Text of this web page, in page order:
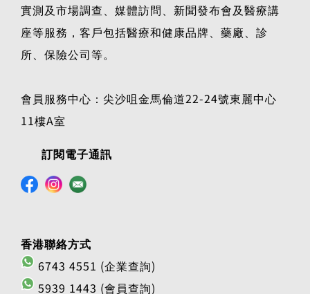
實測及市場調查、媒體訪問、新聞發布會及醫療講
座等服務，客戶包括醫療和健康品牌、藥廠、診
所、保險公司等。
會員服務中心：尖沙咀金馬倫道22-24號東麗中心
11樓A室
訂閱電子通訊
香港聯絡方式
6743 4551 (企業查詢)
5939 1443 (會員查詢)